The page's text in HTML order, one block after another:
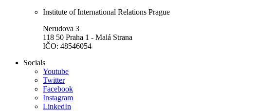
Institute of International Relations Prague
Nerudova 3
118 50 Praha 1 - Malá Strana
IČO: 48546054
Socials
Youtube
Twitter
Facebook
Instagram
LinkedIn